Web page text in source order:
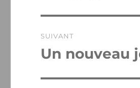
SUIVANT
Publication
Un nouveau